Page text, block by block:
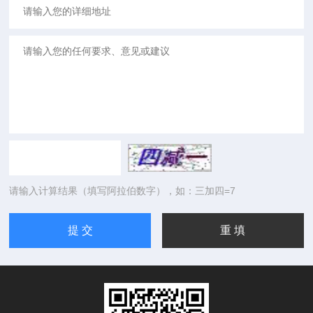
请输入计算结果（填写阿拉伯数字），如：三加四=7